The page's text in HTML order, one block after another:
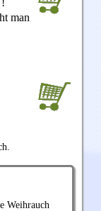
man
Weihrauch